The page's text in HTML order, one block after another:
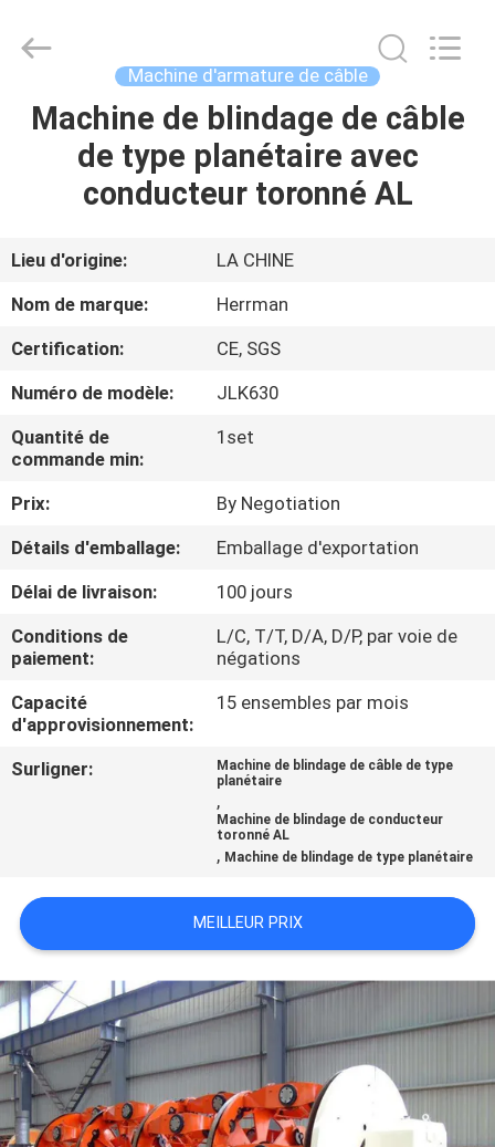
MAISON
PRODUITS
A
PROPOS
DE
VISITE
CONTRÔLE
DE
QUALITÉ
CONTACTEZ-
NOUS
UNE
CITATION
PLAN
DU
SITE
Rights
Machine d'armature de câble
Machine de blindage de câble
de type planétaire avec
conducteur toronné AL
Lieu d'origine:
LA CHINE
Nom de marque:
Herrman
Certification:
CE, SGS
Numéro de modèle:
JLK630
Quantité de
commande min:
1set
Prix:
By Negotiation
Détails d'emballage:
Emballage d'exportation
Délai de livraison:
100 jours
Conditions de
paiement:
L/C, T/T, D/A, D/P, par voie de
négations
Capacité
d'approvisionnement:
15 ensembles par mois
Surligner:
Machine de blindage de câble de type
planétaire
,
Machine de blindage de conducteur
toronné AL
, Machine de blindage de type planétaire
MEILLEUR PRIX